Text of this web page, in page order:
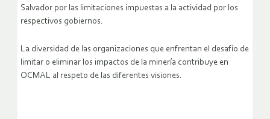
Salvador por las limitaciones impuestas a la actividad por los
respectivos gobiernos.
La diversidad de las organizaciones que enfrentan el desafío de
limitar o eliminar los impactos de la minería contribuye en
OCMAL al respeto de las diferentes visiones.